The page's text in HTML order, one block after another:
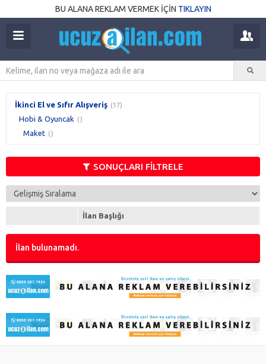
BU ALANA REKLAM VERMEK İÇİN TIKLAYIN
İkinci El ve Sıfır Alışveriş (17)
Hobi & Oyuncak ()
Maket ()
SONUÇLARI FİLTRELE
İlan Başlığı
İlan bulunamadı.